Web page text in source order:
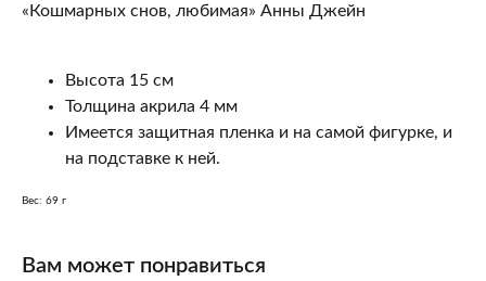
«Кошмарных снов, любимая» Анны Джейн
Высота 15 см
Толщина акрила 4 мм
Имеется защитная пленка и на самой фигурке, и
на подставке к ней.
Вес: 69 г
Вам может понравиться